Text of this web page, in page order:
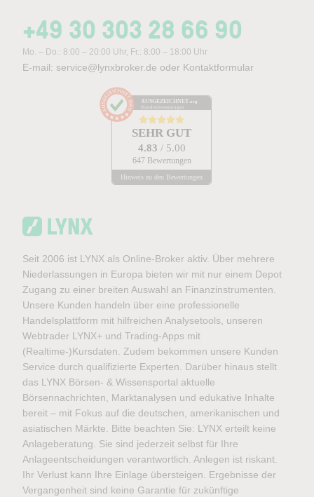
+49 30 303 28 66 90
Mo. – Do.: 8:00 – 20:00 Uhr, Fr.: 8:00 – 18:00 Uhr
E-mail: service@lynxbroker.de oder Kontaktformular
AUSGEZEICHNET .org
Kundenbewertungen
SEHR GUT
4.83 / 5.00
647 Bewertungen
Hinweis zu den Bewertungen
Seit 2006 ist LYNX als Online-Broker aktiv. Über mehrere
Niederlassungen in Europa bieten wir mit nur einem Depot
Zugang zu einer breiten Auswahl an Finanzinstrumenten.
Unsere Kunden handeln über eine professionelle
Handelsplattform mit hilfreichen Analysetools, unseren
Webtrader LYNX+ und Trading-Apps mit
(Realtime-)Kursdaten. Zudem bekommen unsere Kunden
Service durch qualifizierte Experten. Darüber hinaus stellt
das LYNX Börsen- & Wissensportal aktuelle
Börsennachrichten, Marktanalysen und edukative Inhalte
bereit – mit Fokus auf die deutschen, amerikanischen und
asiatischen Märkte. Bitte beachten Sie: LYNX erteilt keine
Anlageberatung. Sie sind jederzeit selbst für Ihre
Anlageentscheidungen verantwortlich. Anlegen ist riskant.
Ihr Verlust kann Ihre Einlage übersteigen. Ergebnisse der
Vergangenheit sind keine Garantie für zukünftige